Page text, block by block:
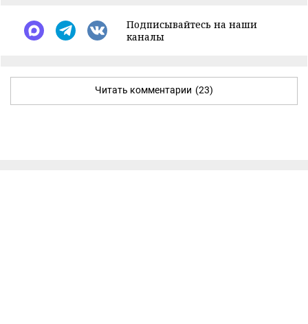
Подписывайтесь на наши
каналы
Читать комментарии (23)